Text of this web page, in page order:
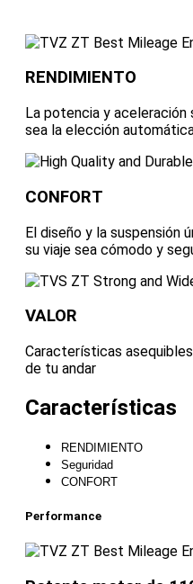
RENDIMIENTO
La potencia y aceleración
sea la elección
CONFORT
El diseño y la suspensión
su viaje sea cómodo y
VALOR
Características
de tu andar
Características
RENDIMIENTO
Seguridad
CONFORT
Performance